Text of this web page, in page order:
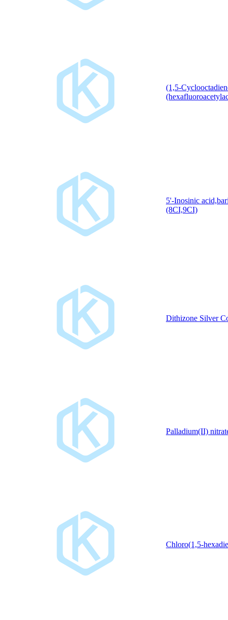
(1,5-
5'-Inosinic
(8CI,9CI)
Dithizone Silver
Palladium(II)
Chloro(1,5-